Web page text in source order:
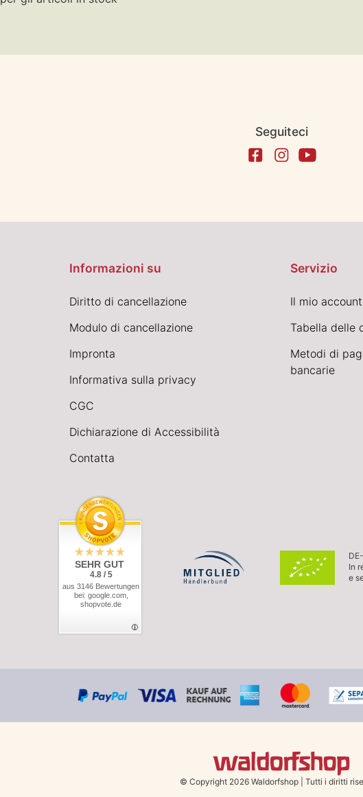
Seguiteci
Informazioni su
Diritto di cancellazione
Modulo di cancellazione
Impronta
Informativa sulla privacy
CGC
Dichiarazione di Accessibilità
Contatta
Servizio
Il mio account
Tabella delle
Metodi di
bancarie
SEHR GUT
4.8 / 5
aus 3146 Bewertungen
bei: google.com,
shopvote.de
In
e
© Copyright 2026 Waldorfshop Tutti i diritti